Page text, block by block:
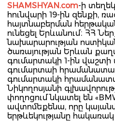
SHAMSHYAN.com-ի
հունվարի 19-ին զենքի,
հայտնաբերման
ունեցել Երևանում։ ՀՀ
նախարարության
ծառայության Երևան
գումարտակի 1-ին վաշտի
գումարտաի
գումարտակի
Նիկողոսյանի
փողոցում նկատել են
ավտոմեքենա, որը
երթևեկությանը հակառակ